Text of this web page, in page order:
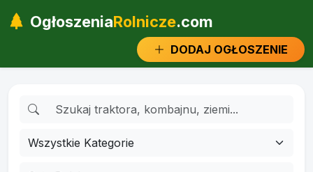
OgłoszeniaRolnicze.com
DODAJ OGŁOSZENIE